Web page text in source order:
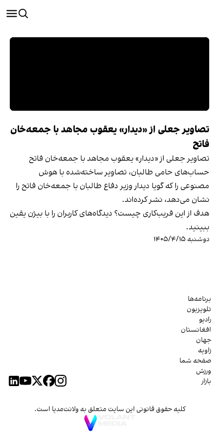
تصاویر جعلی از «دیدار» یعقوب مجاهد با جمعه‌خان
فاتح
تصاویر جعلی از «دیدار» یعقوب مجاهد با جمعه‌خان فاتح
حساب‌های حامی طالبان، تصاویر ساخته‌شده با هوش
مصنوعی را که گویا دیدار وزیر دفاع طالبان با جمعه‌خان فاتح را
نشان می‌دهد، نشر کرده‌اند.
هدف از این فریب‌کاری چیست؟ دیدگاه‌های کاربران را با بیژن یقین
ببینید.
دوشنبه ۱۴۰۵/۴/۱۵
برنامه‌ها
تلویزیون
رادیو
افغانستان
جهان
زاویه
صفحه شما
ورزش
بازار
کلیه حقوق قانونی این سایت متعلق به ولانت‌مدیا است.